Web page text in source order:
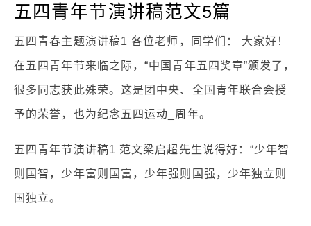
五四青年节演讲稿范文5篇
五四青春主题演讲稿1 各位老师，同学们： 大家好！
在五四青年节来临之际，“中国青年五四奖章”颁发了，
很多同志获此殊荣。这是团中央、全国青年联合会授
予的荣誉，也为纪念五四运动_周年。
五四青年节演讲稿1 范文梁启超先生说得好：“少年智
则国智，少年富则国富，少年强则国强，少年独立则
国独立。